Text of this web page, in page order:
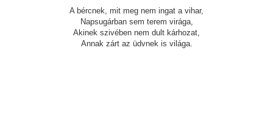
A bércnek, mit meg nem ingat a vihar,
Napsugárban sem terem virága,
Akinek szivében nem dult kárhozat,
Annak zárt az üdvnek is világa.